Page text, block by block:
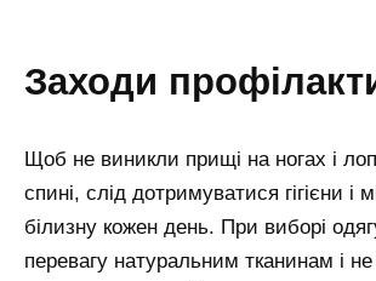
заходи
Щоб не виникли прищі на ногах і
спині, слід дотримуватися гігієни і
білизну кожен день. При виборі
перевагу натуральним тканинам і